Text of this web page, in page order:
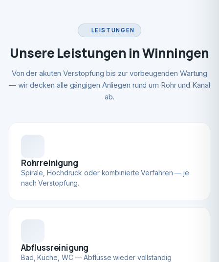
LEISTUNGEN
Unsere Leistungen in Winningen
Von der akuten Verstopfung bis zur vorbeugenden Wartung
— wir decken alle gängigen Anliegen rund um Rohr und Kanal
ab.
Rohrreinigung
Spirale, Hochdruck oder kombinierte Verfahren — je
nach Verstopfung.
Abflussreinigung
Bad, Küche, WC — Abflüsse wieder vollständig